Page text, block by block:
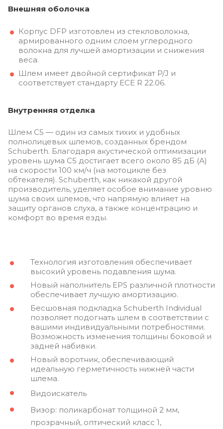
Внешняя оболочка
Корпус DFP ​​изготовлен из стекловолокна,
армированного одним слоем углеродного
волокна для лучшей амортизации и снижения
веса.
Шлем имеет двойной сертификат P/J и
соответствует стандарту ECE R 22.06.
Внутренняя отделка
Шлем C5 — один из самых тихих и удобных
полнолицевых шлемов, созданных брендом
Schuberth. Благодаря акустической оптимизации
уровень шума C5 достигает всего около 85 дБ (А)
на скорости 100 км/ч (на мотоцикле без
обтекателя). Schuberth, как никакой другой
производитель, уделяет особое внимание уровню
шума своих шлемов, что напрямую влияет на
защиту органов слуха, а также концентрацию и
комфорт во время езды.
Технология изготовления обеспечивает
высокий уровень подавления шума.
Новый наполнитель EPS различной плотности
обеспечивает лучшую амортизацию.
Бесшовная подкладка Schuberth Individual
позволяет подогнать шлем в соответствии с
вашими индивидуальными потребностями.
Возможность изменения толщины боковой и
задней набивки.
Новый воротник, обеспечивающий
идеальную герметичность нижней части
шлема.
Видоискатель
Визор: поликарбонат толщиной 2 мм,
прозрачный, оптический класс 1,